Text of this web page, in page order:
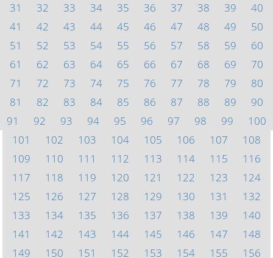
31
32 33 34 35 36 37 38 39
40
41
42 43 44 45 46 47 48 49
50
51
52 53 54 55 56 57 58 59
60
61
62 63 64 65 66 67 68 69
70
71
72 73 74 75 76 77 78 79
80
81
82 83 84 85 86 87 88 89
90
91
92 93 94 95 96 97 98 99
100
101
102 103 104 105 106 107
108
109
110 111 112 113 114 115
116
117
118 119 120 121 122 123
124
125
126 127 128 129 130 131
132
133
134 135 136 137 138 139
140
141
142 143 144 145 146 147
148
149
150 151 152 153 154 155
156